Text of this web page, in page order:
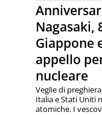
Nagasaki,
Giappone
appello
nucleare
Veglie di
Italia e Stati Uniti
atomiche. I